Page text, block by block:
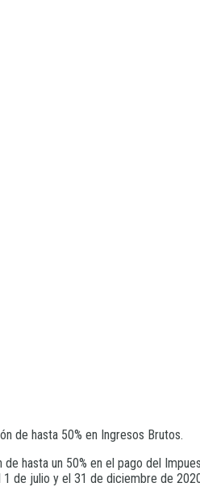
de hasta 50% en Ingresos Brutos.
hasta un 50% en el pago del
de julio y el 31 de diciembre de